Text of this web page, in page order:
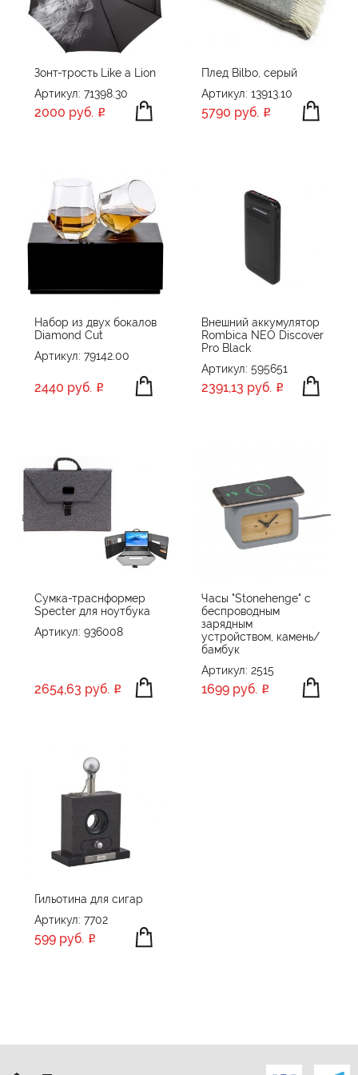
ПРОИЗВОДИТЕЛЬ
Brand Charger
CoolColor
Molti
Зонт-трость Like a Lion
Артикул: 71398.30
2000 руб.
Плед Bilbo, серый
Артикул: 13913.10
5790 руб.
Набор из двух бокалов
Diamond Cut
Артикул: 79142.00
2440 руб.
Внешний аккумулятор
Rombica NEO Discover
Pro Black
Артикул: 595651
2391,13 руб.
Сумка-траснформер
Specter для ноутбука
Артикул: 936008
2654,63 руб.
Часы "Stonehenge" с
беспроводным
зарядным
устройством, камень/
бамбук
Артикул: 2515
1699 руб.
Гильотина для сигар
Артикул: 7702
599 руб.